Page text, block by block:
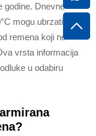
godine. Dnevne
mogu ubrzati
remena koji ne
vrsta informacija
u odabiru